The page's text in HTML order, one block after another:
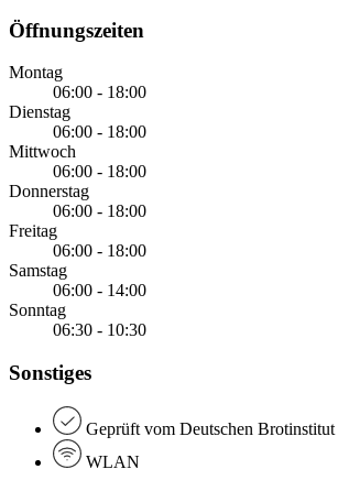
Öffnungszeiten
Montag
06:00 - 18:00
Dienstag
06:00 - 18:00
Mittwoch
06:00 - 18:00
Donnerstag
06:00 - 18:00
Freitag
06:00 - 18:00
Samstag
06:00 - 14:00
Sonntag
06:30 - 10:30
Sonstiges
Geprüft vom Deutschen Brotinstitut
WLAN